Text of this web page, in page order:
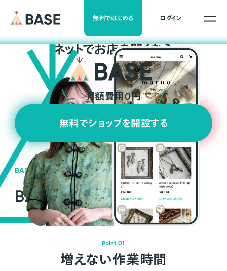
無料ではじめる ログイン
ネットでお店を開くなら
月額費用0円
無料でショップを開設する
BASEの強み
BASEが強い3つの理由
Point 01
増えない作業時間